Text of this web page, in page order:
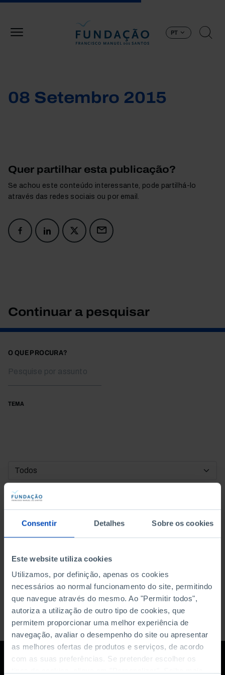
Consentir Detalhes Sobre os cookies
Este website utiliza cookies
Utilizamos, por definição, apenas os cookies
necessários ao normal funcionamento do site, permitindo
que navegue através do mesmo. Ao "Permitir todos",
autoriza a utilização de outro tipo de cookies, que
permitem proporcionar uma melhor experiência de
navegação, avaliar o desempenho do site ou apresentar
as melhores ofertas de produtos e serviços, de acordo
com as suas preferências. Se pretender escolher os
PT
08 Setembro 2015
Quer partilhar esta publicação?
Se achou este conteúdo interessante, pode partilhá-lo
através das redes sociais ou por email.
Continuar a pesquisar
O QUE PROCURA?
TEMA
DATA DE INÍCIO
DATA DE FIM